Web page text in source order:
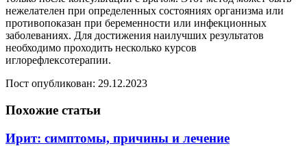
нежелателен при определенных состояниях организма или
противопоказан при беременности или инфекционных
заболеваниях. Для достижения наилучших результатов
необходимо проходить несколько курсов
иглорефлексотерапии.
Пост опубликован: 29.12.2023
Похожие статьи
Ирит: симптомы, причины и лечение